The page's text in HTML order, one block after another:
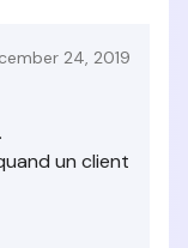
24, 2019
un client